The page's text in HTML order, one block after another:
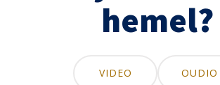
hemel?
VIDEO OUDIO